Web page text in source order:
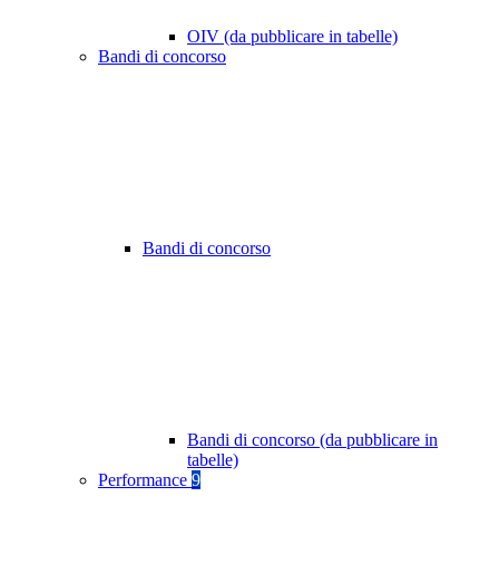
OIV (da pubblicare in tabelle)
Bandi di concorso
Bandi di concorso
Bandi di concorso (da pubblicare in
tabelle)
Performance 9